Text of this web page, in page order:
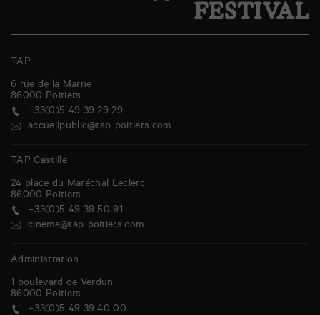
TAP
6 rue de la Marne
86000 Poitiers
+33(0)5 49 39 29 29
accueilpublic@tap-poitiers.com
TAP Castille
24 place du Maréchal Leclerc
86000 Poitiers
+33(0)5 49 39 50 91
cinema@tap-poitiers.com
Administration
1 boulevard de Verdun
86000 Poitiers
+33(0)5 49 39 40 00